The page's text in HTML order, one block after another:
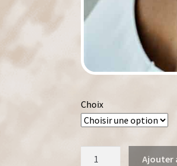
Choix
Ajouter